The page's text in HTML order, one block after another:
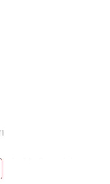
McCormick
Parker